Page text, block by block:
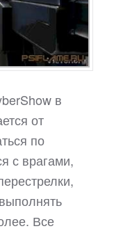
в
от
по
с врагами,
Все